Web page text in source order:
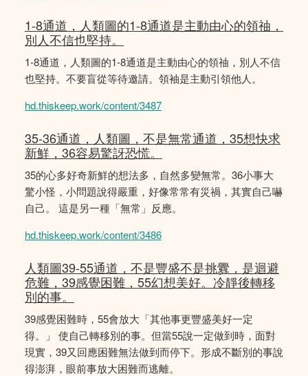
1-8通道，人類圖的1-8通道是主動由心的領䄂，
別人不信也堅持。
1-8通道，人類圖的1-8通道是主動由心的領䄂，別人不信
也堅持。不要盲從等待邀請。領袖是主動引領他人。
hd.thiskeep.work/content/3487
35-36通道，人類圖，不是無常通道，35想快求
新鮮，36容易驚訝恐慌。
35的心多好奇新鮮的想法多，自然多變無常。36小事大
驚小怪，小問題說得嚴重，好像常常有災禍，其實自己嚇
自己。 這是另一種「無常」反應。
hd.thiskeep.work/content/3486
人類圖39-55通道，不是豐盛不是挑釁，是迴避
危難，39感覺困難，55幻想美好。冷靜後轉移
別的事。
39感覺困難時，55會放大「其他事更豐盛美好一定
得。」 使自己轉移別的事。但當55說一定做到時，面對
現實，39又回應困難無法做到而停下。形成不斷別的事說
得澎湃，眼前事放大困難而逃離。